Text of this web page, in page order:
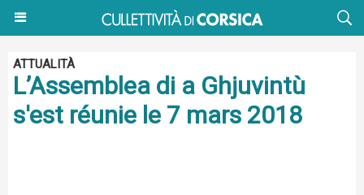
ATTUALITÀ
L’Assemblea di a Ghjuvintù
s'est réunie le 7 mars 2018